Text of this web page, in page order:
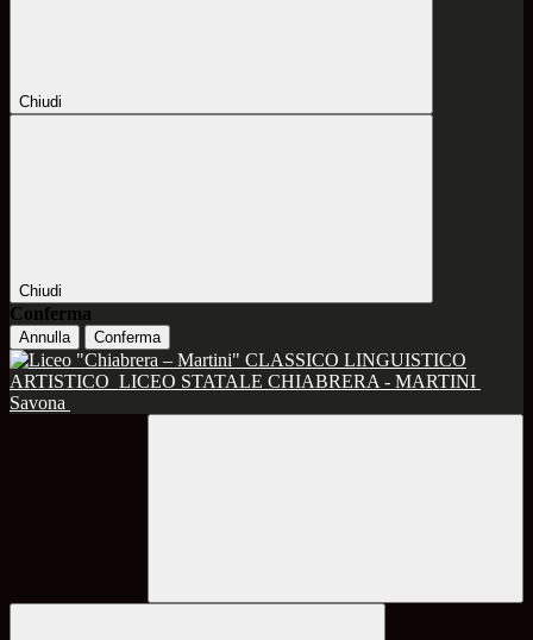
Chiudi
Chiudi
Conferma
Annulla Conferma
CLASSICO LINGUISTICO
ARTISTICO LICEO STATALE CHIABRERA - MARTINI
Savona